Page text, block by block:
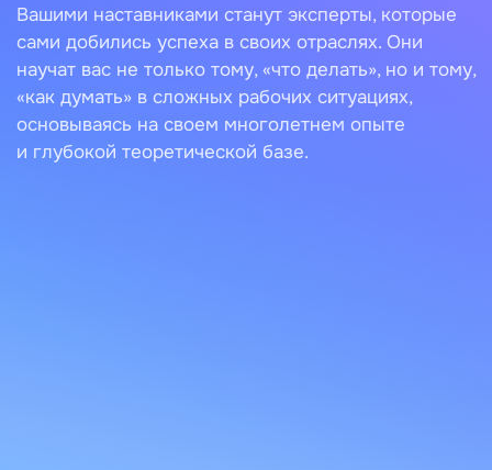
Вашими наставниками станут эксперты, которые
сами добились успеха в своих отраслях. Они
научат вас не только тому, «что делать», но и тому,
«как думать» в сложных рабочих ситуациях,
основываясь на своем многолетнем опыте
и глубокой теоретической базе.